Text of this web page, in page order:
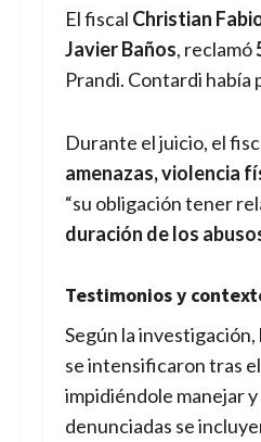
El fiscal Christian
Javier Baños, reclamó
Prandi. Contardi
Durante el juicio, el
amenazas, violencia
“su obligación tener
duración de los
Testimonios y
Según la
se intensificaron tras
impidiéndole manejar
denunciadas se